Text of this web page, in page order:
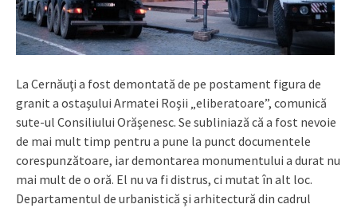
La Cernăuţi a fost demontată de pe postament figura de
granit a ostaşului Armatei Roşii „eliberatoare”, comunică
sute-ul Consiliului Orăşenesc. Se subliniază că a fost nevoie
de mai mult timp pentru a pune la punct documentele
corespunzătoare, iar demontarea monumentului a durat nu
mai mult de o oră. El nu va fi distrus, ci mutat în alt loc.
Departamentul de urbanistică şi arhitectură din cadrul